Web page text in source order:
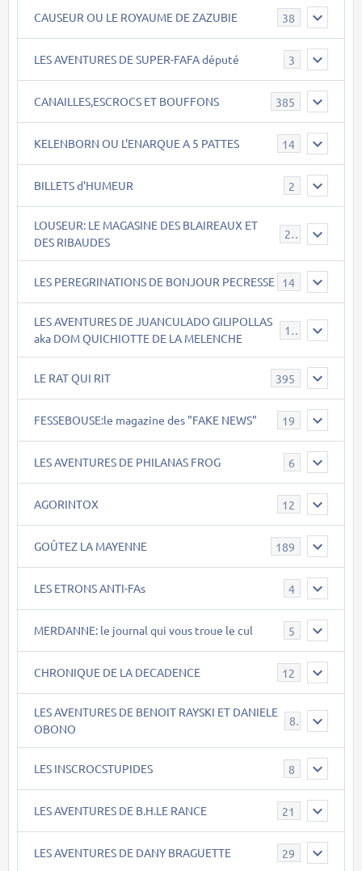
CAUSEUR OU LE ROYAUME DE ZAZUBIE 38
LES AVENTURES DE SUPER-FAFA député 3
CANAILLES,ESCROCS ET BOUFFONS 385
KELENBORN OU L'ENARQUE A 5 PATTES 14
BILLETS d'HUMEUR 2
LOUSEUR: LE MAGASINE DES BLAIREAUX ET
DES RIBAUDES
21
LES PEREGRINATIONS DE BONJOUR PECRESSE 14
LES AVENTURES DE JUANCULADO GILIPOLLAS
aka DOM QUICHIOTTE DE LA MELENCHE
119
LE RAT QUI RIT 395
FESSEBOUSE:le magazine des "FAKE NEWS" 19
LES AVENTURES DE PHILANAS FROG 6
AGORINTOX 12
GOÛTEZ LA MAYENNE 189
LES ETRONS ANTI-FAs 4
MERDANNE: le journal qui vous troue le cul 5
CHRONIQUE DE LA DECADENCE 12
LES AVENTURES DE BENOIT RAYSKI ET DANIELE
OBONO
8
LES INSCROCSTUPIDES 8
LES AVENTURES DE B.H.LE RANCE 21
LES AVENTURES DE DANY BRAGUETTE 29